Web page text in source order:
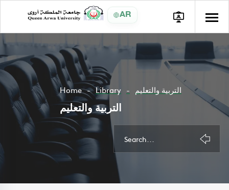
AR
Home Library التربية والتعليم
التربية والتعليم